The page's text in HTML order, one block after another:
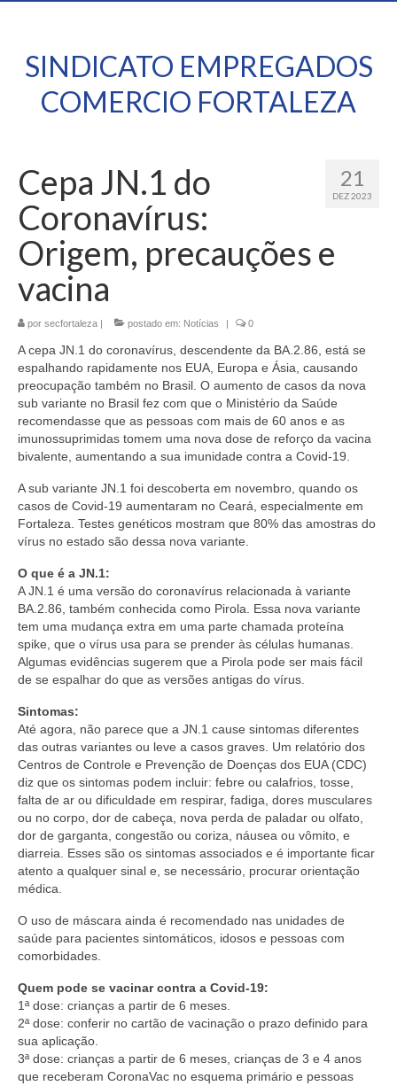
SINDICATO EMPREGADOS
COMERCIO FORTALEZA
21
DEZ 2023
Cepa JN.1 do
Coronavírus:
Origem, precauções e
vacina
por secfortaleza | postado em: Notícias | 0
A cepa JN.1 do coronavírus, descendente da BA.2.86, está se
espalhando rapidamente nos EUA, Europa e Ásia, causando
preocupação também no Brasil. O aumento de casos da nova
sub variante no Brasil fez com que o Ministério da Saúde
recomendasse que as pessoas com mais de 60 anos e as
imunossuprimidas tomem uma nova dose de reforço da vacina
bivalente, aumentando a sua imunidade contra a Covid-19.
A sub variante JN.1 foi descoberta em novembro, quando os
casos de Covid-19 aumentaram no Ceará, especialmente em
Fortaleza. Testes genéticos mostram que 80% das amostras do
vírus no estado são dessa nova variante.
O que é a JN.1:
A JN.1 é uma versão do coronavírus relacionada à variante
BA.2.86, também conhecida como Pirola. Essa nova variante
tem uma mudança extra em uma parte chamada proteína
spike, que o vírus usa para se prender às células humanas.
Algumas evidências sugerem que a Pirola pode ser mais fácil
de se espalhar do que as versões antigas do vírus.
Sintomas:
Até agora, não parece que a JN.1 cause sintomas diferentes
das outras variantes ou leve a casos graves. Um relatório dos
Centros de Controle e Prevenção de Doenças dos EUA (CDC)
diz que os sintomas podem incluir: febre ou calafrios, tosse,
falta de ar ou dificuldade em respirar, fadiga, dores musculares
ou no corpo, dor de cabeça, nova perda de paladar ou olfato,
dor de garganta, congestão ou coriza, náusea ou vômito, e
diarreia. Esses são os sintomas associados e é importante ficar
atento a qualquer sinal e, se necessário, procurar orientação
médica.
O uso de máscara ainda é recomendado nas unidades de
saúde para pacientes sintomáticos, idosos e pessoas com
comorbidades.
Quem pode se vacinar contra a Covid-19:
1ª dose: crianças a partir de 6 meses.
2ª dose: conferir no cartão de vacinação o prazo definido para
sua aplicação.
3ª dose: crianças a partir de 6 meses, crianças de 3 e 4 anos
que receberam CoronaVac no esquema primário e pessoas